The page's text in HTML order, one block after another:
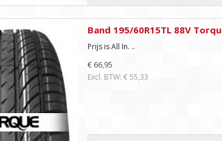
Band 195/60R15TL 88V
Prijs is All In. ..
€ 66,95
Excl. BTW: € 55,33